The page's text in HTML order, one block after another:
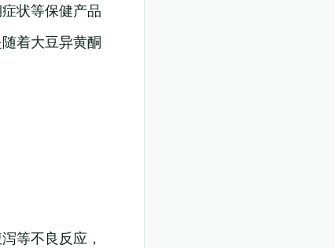
状等保健产品
着大豆异黄酮
等不良反应，